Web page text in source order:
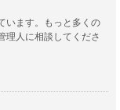
います。もっと多くの
理人に相談してくださ